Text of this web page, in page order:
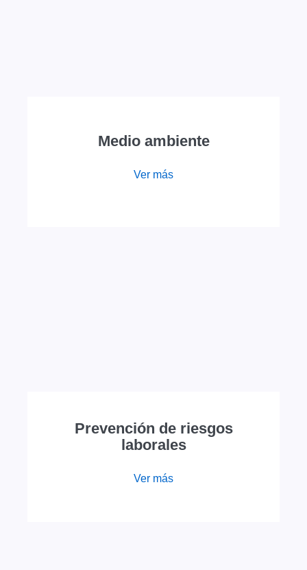
Medio ambiente
Ver más
Prevención de riesgos
laborales
Ver más